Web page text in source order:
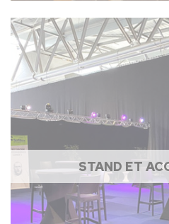
STAND ET